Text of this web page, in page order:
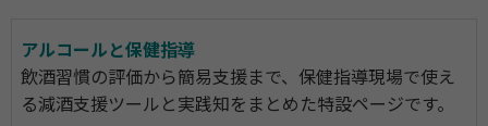
アルコールと保健指導
飲酒習慣の評価から簡易支援まで、保健指導現場で使え
る減酒支援ツールと実践知をまとめた特設ページです。